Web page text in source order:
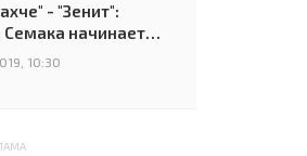
- "Зенит":
начинает
офф Лиги
10:30